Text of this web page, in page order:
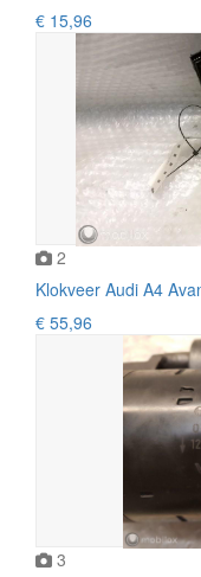
€ 15,96
2
Klokveer Audi A4
€ 55,96
3